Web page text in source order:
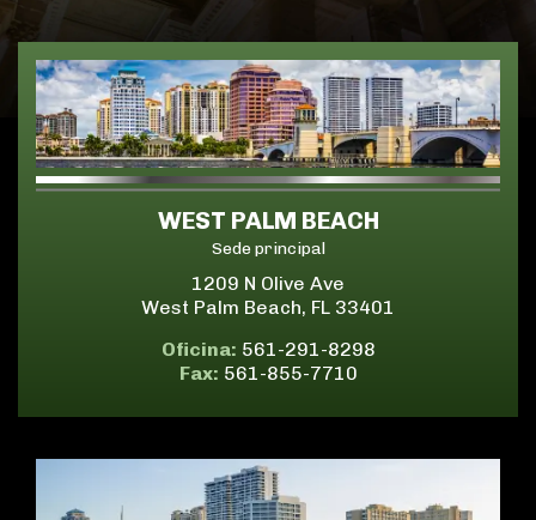
WEST PALM BEACH
Sede principal
1209 N Olive Ave
West Palm Beach, FL 33401
Oficina: 561-291-8298
Fax: 561-855-7710